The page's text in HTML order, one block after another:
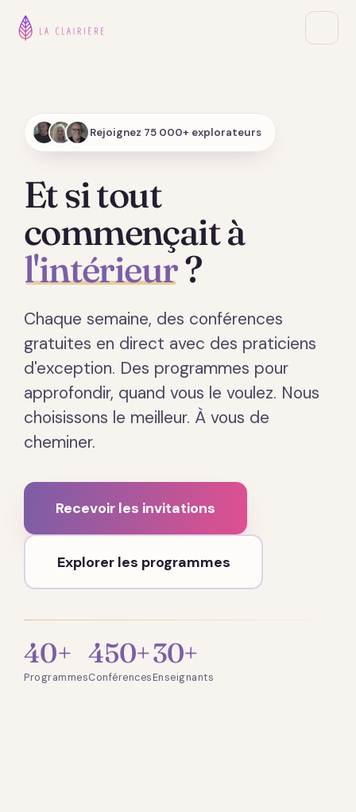
Rejoignez 75 000+ explorateurs
Et si tout
commençait à
l'intérieur?
Chaque semaine, des conférences
gratuites en direct avec des praticiens
d'exception. Des programmes pour
approfondir, quand vous le voulez. Nous
choisissons le meilleur. À vous de
cheminer.
Recevoir les invitations
Explorer les programmes
40+
Programmes
450+
Conférences
30+
Enseignants